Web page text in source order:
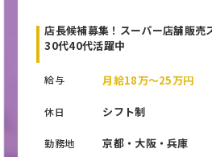
店長候補募集！スーパー店舗販売
30代40代活躍中
給与
休日
勤務地
月給18万〜25万円
シフト制
京都・大阪・兵庫